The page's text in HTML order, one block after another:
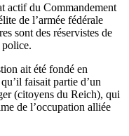
actif du Commandement
de l’armée fédérale
sont des réservistes de
police.
ait été fondé en
faisait partie d’un
(citoyens du Reich), qui
de l’occupation alliée